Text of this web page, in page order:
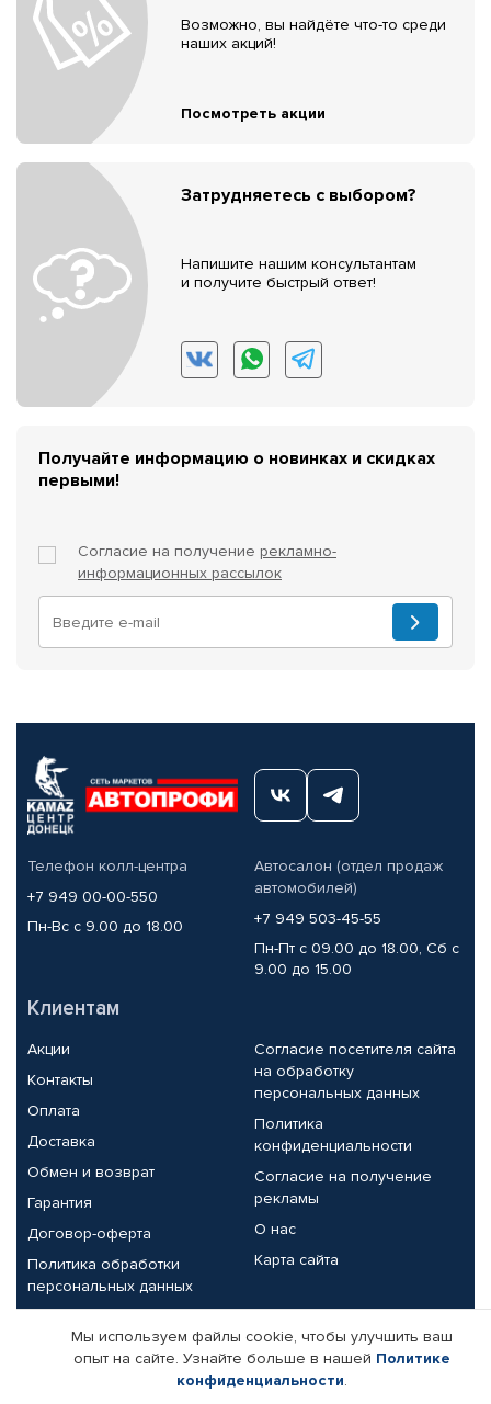
Возможно, вы найдёте что-то среди
наших акций!
Посмотреть акции
Затрудняетесь с выбором?
Напишите нашим консультантам
и получите быстрый ответ!
Получайте информацию о новинках и скидках
первыми!
Согласие на получение рекламно-
информационных рассылок
Телефон колл-центра
+7 949 00-00-550
Пн-Вс с 9.00 до 18.00
Автосалон (отдел продаж
автомобилей)
+7 949 503-45-55
Пн-Пт с 09.00 до 18.00, Сб с
9.00 до 15.00
Клиентам
Акции
Контакты
Оплата
Доставка
Обмен и возврат
Гарантия
Договор-оферта
Политика обработки
персональных данных
Согласие посетителя сайта
на обработку
персональных данных
Политика
конфиденциальности
Согласие на получение
рекламы
О нас
Карта сайта
Партнерам
Корпоративным клиентам
Реквизиты компании
Мы используем файлы cookie, чтобы улучшить ваш
опыт на сайте. Узнайте больше в нашей Политике
конфиденциальности.